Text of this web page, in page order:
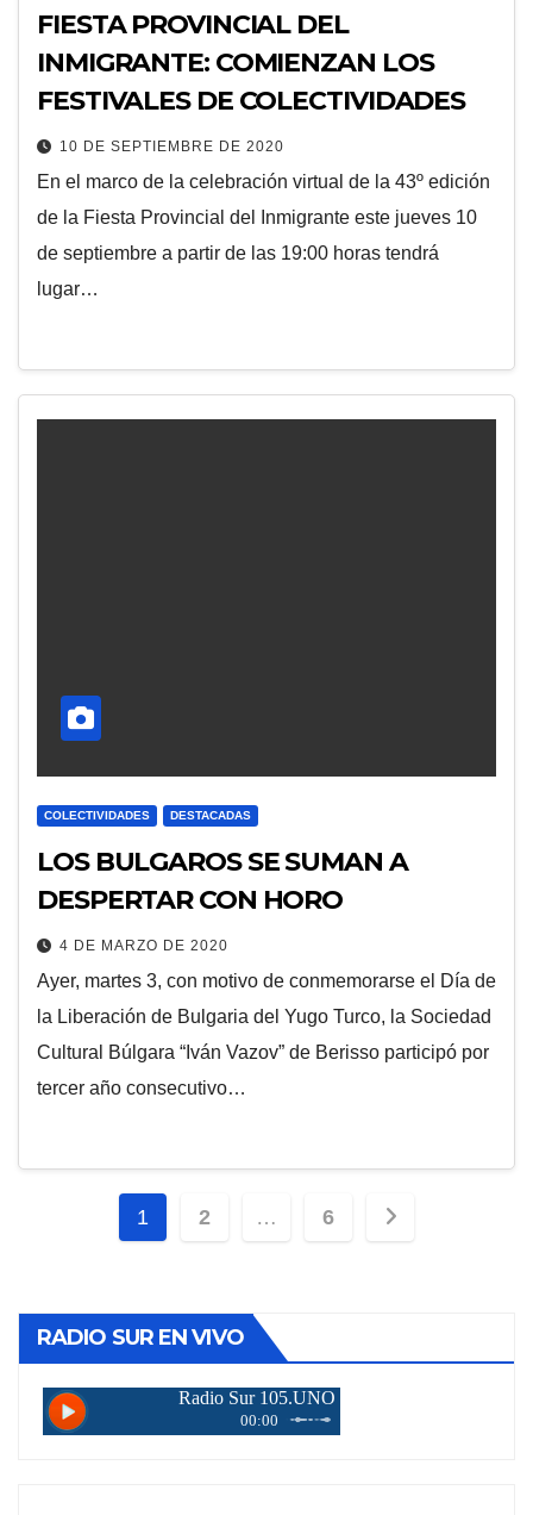
FIESTA PROVINCIAL DEL
INMIGRANTE: COMIENZAN LOS
FESTIVALES DE COLECTIVIDADES
10 DE SEPTIEMBRE DE 2020
En el marco de la celebración virtual de la 43º edición
de la Fiesta Provincial del Inmigrante este jueves 10
de septiembre a partir de las 19:00 horas tendrá
lugar…
COLECTIVIDADES DESTACADAS
LOS BULGAROS SE SUMAN A
DESPERTAR CON HORO
4 DE MARZO DE 2020
Ayer, martes 3, con motivo de conmemorarse el Día de
la Liberación de Bulgaria del Yugo Turco, la Sociedad
Cultural Búlgara “Iván Vazov” de Berisso participó por
tercer año consecutivo…
Paginación
entradas
1 2 … 6
RADIO SUR EN VIVO